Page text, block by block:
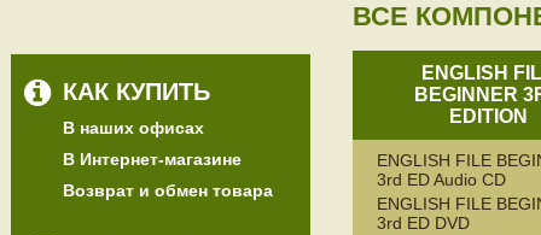
КАК КУПИТЬ
В наших офисах
В Интернет-магазине
Возврат и обмен товара
ВСЕ
ENGLISH
BEGINNER
EDITION
ENGLISH FILE
3rd ED Audio CD
ENGLISH FILE
3rd ED DVD